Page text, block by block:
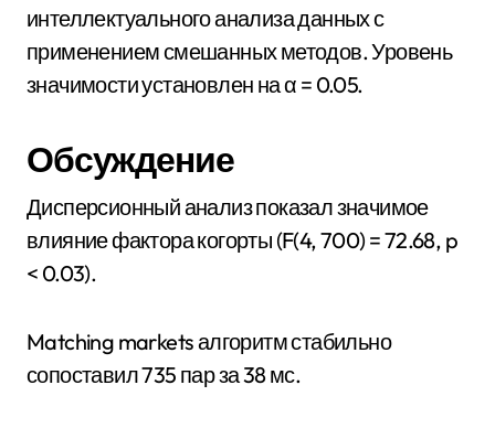
интеллектуального анализа данных с
применением смешанных методов. Уровень
значимости установлен на α = 0.05.
Обсуждение
Дисперсионный анализ показал значимое
влияние фактора когорты (F(4, 700) = 72.68, p
< 0.03).
Matching markets алгоритм стабильно
сопоставил 735 пар за 38 мс.